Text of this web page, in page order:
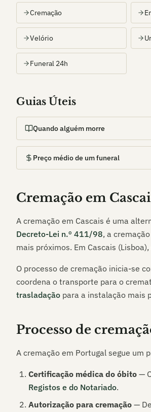
Cremação
Velório
Funeral 24h
Guias Úteis
Quando alguém morre
Preço médio de um funeral
Cremação em
A cremação em Cascais é uma
Decreto-Lei n.º 411/98, a
mais próximos. Em Cascais (Lisboa)
O processo de cremação inicia-se
coordena o transporte para o
trasladação para a instalação mais
Processo de
A cremação em Portugal segue um
Certificação médica do óbito —
Registos e do Notariado.
Autorização para cremação —